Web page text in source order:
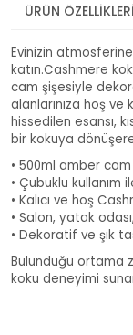
ÜRÜN ÖZELLİKLERİ
Evinizin
katın.Cashmere
cam şişesiyle
alanlarınıza hoş ve
hissedilen esansı,
bir kokuya
• 500ml amber
• Çubuklu kullanım
• Kalıcı ve hoş
• Salon, yatak
• Dekoratif ve şık
Bulunduğu ortama
koku deneyimi